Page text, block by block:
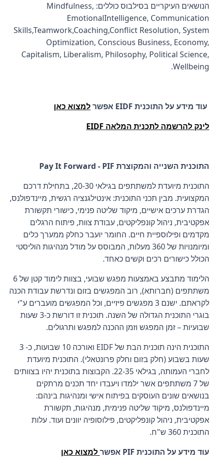
הנושאים העיקריים בסילבוס כוללים: Mindfulness,
EmotionalIntelligence, Communication
Skills,Teamwork,Coaching,Conflict Resolution, System
Optimization, Conscious Business, Economy,
Capitalism, Liberalism, Philosophy, Political Science,
Wellbeing.
עוד מידע על התוכנית EIDF אפשר
למצוא כאן
לינק להרשמה לתכנית המלאה EIDF
התוכנית השנייה והמקוצרת Pay It Forward - PIF
התוכנית מיועדת למשתתפים בגילאי 20-30, בתחילת דרכם
המקצועית. מבין תכני התוכנית: אינטילגנציה רגשית, מיינדפולנס,
הגדרת ערכים אישיים, מיקוד שליטה פנימי, כישורי תקשורת
אפקטיבית, ניהול קונפליקטים, עבודת צוות, פיתוח הרגלים
מקדמים ופילוספיית חיים. החומר יועבר כחלק ממערך כלים
ומיומנויות של 360 מעלות, המבוסס על מודל מנהיגות הוליסטי
הכולל כישורים רכים וקשים כאחד.
הלימוד מתבצע באמצעות מפגש שבועי, בצוות לימוד קטן של 6
משתתפים (חברותא), רוב המפגשים בזום ונדרשת עבודת הכנה
לקראתם. ישנם 3 מפגשים פיזיים, וכל המפגשים מועברים ע"י
בוגרי התוכנית הגדולה של השנה. תוכנית זו דורשת כ-3 שעות
שבועיות – זמן המפגש וזמן ההכנה למפגש ותרגולים.
התוכנית הינה תוכנית הבת של EIDF ואורכה 10 שבועות, כ- 3
שעות בשבוע (חלק בזום וחלק פרונטאלי). התוכנית מיועדת
לחברי העמותה, בגילאי 22-35. הקבוצות בתוכנית יהיו בצוותים
של 7 משתתפים אשר ילמדו ויעבדו יחד תכנים מרתקים
בנושאים שונים העוסקים בפיתוח אישי ומנהיגות בינהם:
מיינדפולנס, מיקוד שליטה פנימית, מנהיגות, תקשורת
אפקטיבית, ניהול קונפליקטים, פילוסופיה יוונים ועוד. עלות
התוכנית 360 ש"ח.
עוד מידע על התוכנית PIF אפשר
למצוא כאן